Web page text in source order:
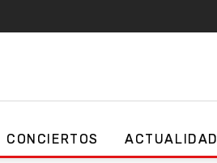
CONCIERTOS ACTUALIDAD